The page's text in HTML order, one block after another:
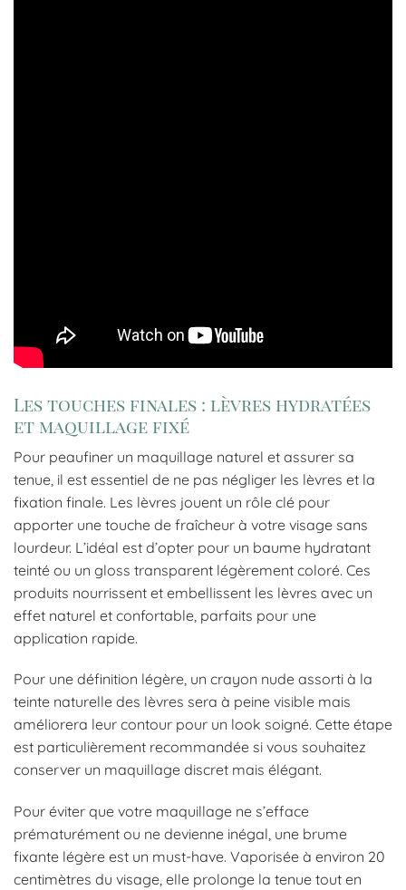
Les touches finales : lèvres hydratées
et maquillage fixé
Pour peaufiner un maquillage naturel et assurer sa
tenue, il est essentiel de ne pas négliger les lèvres et la
fixation finale. Les lèvres jouent un rôle clé pour
apporter une touche de fraîcheur à votre visage sans
lourdeur. L’idéal est d’opter pour un baume hydratant
teinté ou un gloss transparent légèrement coloré. Ces
produits nourrissent et embellissent les lèvres avec un
effet naturel et confortable, parfaits pour une
application rapide.
Pour une définition légère, un crayon nude assorti à la
teinte naturelle des lèvres sera à peine visible mais
améliorera leur contour pour un look soigné. Cette étape
est particulièrement recommandée si vous souhaitez
conserver un maquillage discret mais élégant.
Pour éviter que votre maquillage ne s’efface
prématurément ou ne devienne inégal, une brume
fixante légère est un must-have. Vaporisée à environ 20
centimètres du visage, elle prolonge la tenue tout en